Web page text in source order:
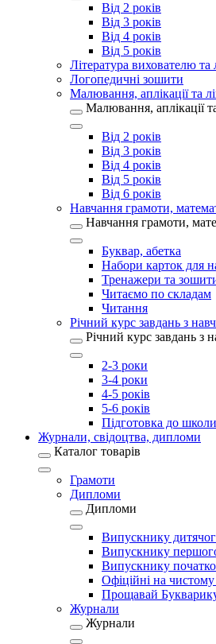
Від 2 років
Від 3 років
Від 4 років
Від 5 років
Література вихователю та
Логопедичні зошити
Малювання, аплікації та
Малювання, аплікації
Від 2 років
Від 3 років
Від 4 років
Від 5 років
Від 6 років
Навчання грамоти,
Навчання грамоти,
Буквар, абетка
Набори карток для
Тренажери та
Читаємо по складам
Читання
Річний курс завдань з
Річний курс завдань з
2-3 роки
3-4 роки
4-5 років
5-6 років
Підготовка до школи
Журнали, свідоцтва, дипломи
Каталог товарів
Грамоти
Дипломи
Дипломи
Випускнику
Випускнику
Випускнику
Офіційні на
Прощавай
Журнали
Журнали